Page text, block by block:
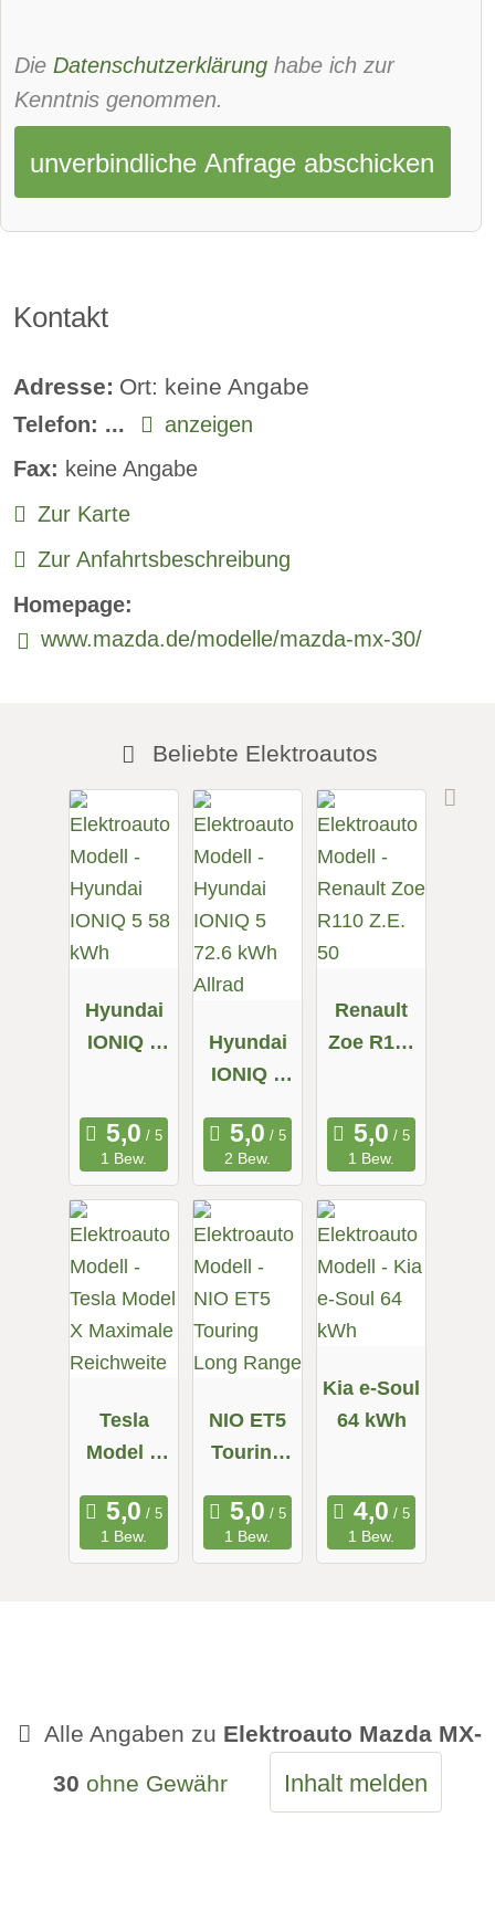
Rückfahrkamera:
serie
Sitzheizung vorne:
Sitzheizung hinten:
verfügbar
Freisprecheinrichtung:
serie
Die Datenschutzerklärung habe ich zur
Kenntnis genommen.
unverbindliche Anfrage abschicken
Kontakt
Adresse: Ort: keine Angabe
Telefon: ...
anzeigen
Fax: keine Angabe
Zur Karte
Zur Anfahrtsbeschreibung
Homepage:
www.mazda.de/modelle/mazda-mx-30/
Beliebte Elektroautos
Hyundai
IONIQ 5
1 Bew.
Hyundai
IONIQ 5
Allrad
2 Bew.
Renault
Zoe R110
1 Bew.
Tesla
Model X
Reichweit
e
1 Bew.
NIO ET5
Touring
Range
1 Bew.
Kia e-Soul
64 kWh
1 Bew.
Alle Angaben zu Elektroauto Mazda MX-
30 ohne Gewähr Inhalt melden